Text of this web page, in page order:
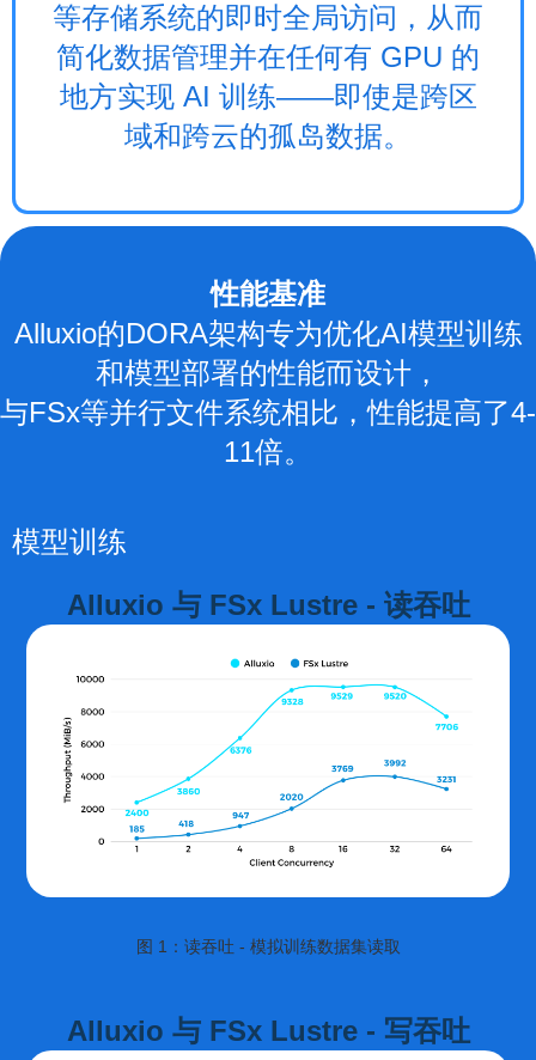
等存储系统的即时全局访问，从而
简化数据管理并在任何有 GPU 的
地方实现 AI 训练——即使是跨区
域和跨云的孤岛数据。
性能基准
Alluxio的DORA架构专为优化AI模型训练
和模型部署的性能而设计，
与FSx等并行文件系统相比，性能提高了4-
11倍。
模型训练
Alluxio 与 FSx Lustre - 读吞吐
图 1：读吞吐 - 模拟训练数据集读取
Alluxio 与 FSx Lustre - 写吞吐